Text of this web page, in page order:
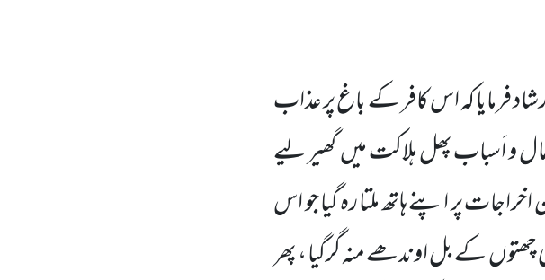
فرمایا کہ اس کافر کے باغ پر عذاب
و اَسباب پھل ہلاکت میںگھیر لیے
پر اپنے ہاتھ ملتا رہ گیا جو اس
چھتوںکے بل اوندھے منہ گرگیا ، پھر